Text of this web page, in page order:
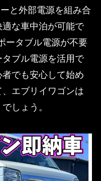
と外部電源を組み合
な車中泊が可能で
ータブル電源が不要
ブル電源を活用で
でも安心して始め
エブリイワゴンは
しょう。